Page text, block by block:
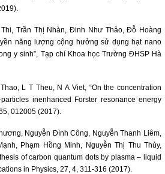
Trần Thị Nhàn, Đinh Như Thảo, Đỗ Hoàng
năng lượng cộng hưởng sử dụng hạt nano
y sinh”, Tạp chí Khoa học Trường ĐHSP Hà
L T Theu, N A Viet, “On the concentration
inenhanced Forster resonance energy
012005 (2017).
Nguyễn Đình Công, Nguyễn Thanh Liêm,
Phạm Hồng Minh, Nguyễn Thị Thu Thủy,
of carbon quantum dots by plasma – liquid
in Physics, 27, 4, 311-316 (2017).